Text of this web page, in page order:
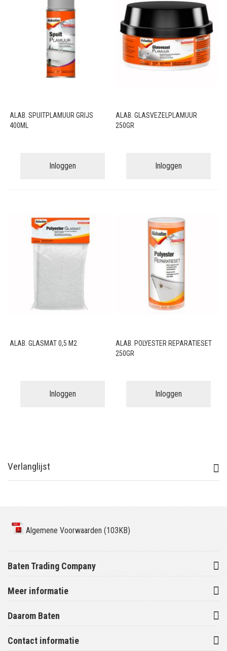
ALAB. SPUITPLAMUUR GRIJS
400ML
Inloggen
ALAB. GLASVEZELPLAMUUR
250GR
Inloggen
ALAB. GLASMAT 0,5 M2
Inloggen
ALAB. POLYESTER REPARATIESET
250GR
Inloggen
Verlanglijst
Algemene Voorwaarden (103KB)
Baten Trading Company
Meer informatie
Daarom Baten
Contact informatie